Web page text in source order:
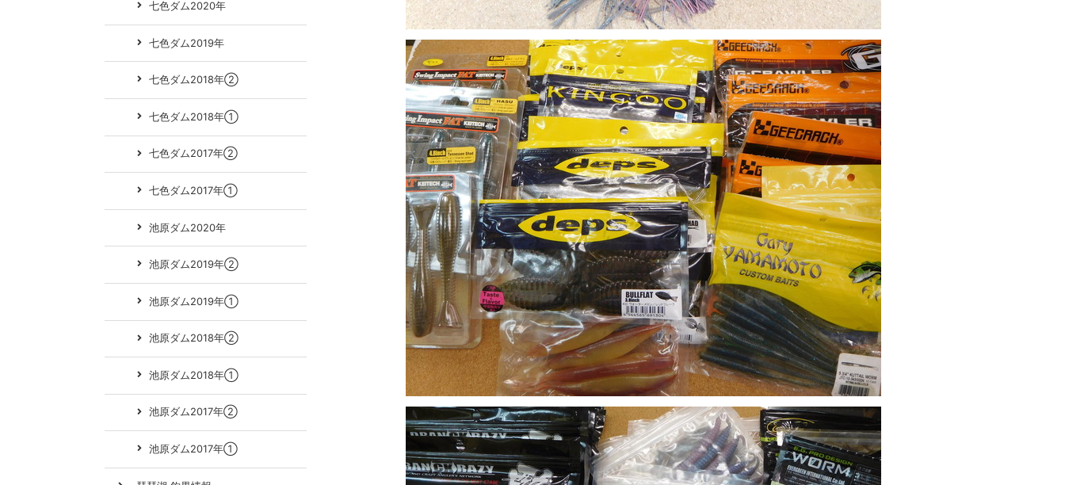
七色ダム2020年
七色ダム2019年
七色ダム2018年②
七色ダム2018年①
七色ダム2017年②
七色ダム2017年①
池原ダム2020年
池原ダム2019年②
池原ダム2019年①
池原ダム2018年②
池原ダム2018年①
池原ダム2017年②
池原ダム2017年①